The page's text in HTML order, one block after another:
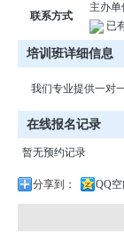
联系方式
主办单
已
培训班详细信息
我们专业提供一对
在线报名记录
暂无预约记录
分享到： QQ空